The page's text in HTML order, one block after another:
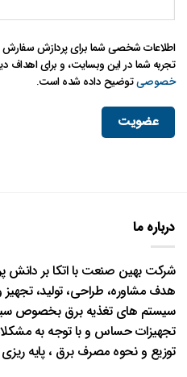
اطلاعات شخصی شما برای پردازش سفارش
تجربه شما در این وبسایت، و برای اهداف
خصوصیتوضیح داده شده است.
عضویت
درباره ما
شرکت بهین صنعت با اتکا بر دانش
هدف مشاوره، طراحی، تولید، تجهیز
سیستم های تغذیه برق بخصوص
تجهیزات حساس و با توجه به مشکلات
توزیع و نحوه مصرف برق ، پایه